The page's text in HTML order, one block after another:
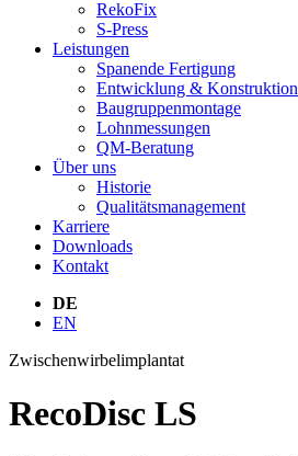
RekoFix
S-Press
Leistungen
Spanende Fertigung
Entwicklung & Konstruktion
Baugruppenmontage
Lohnmessungen
QM-Beratung
Über uns
Historie
Qualitätsmanagement
Karriere
Downloads
Kontakt
DE
EN
Zwischenwirbelimplantat
RecoDisc LS